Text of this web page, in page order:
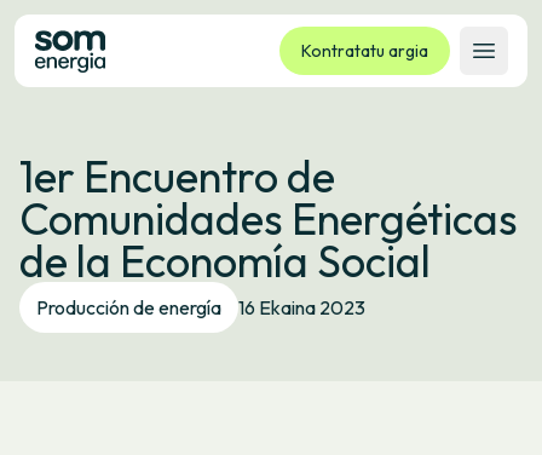
Kontratatu argia
Ireki
Tarifak
Zerbitzuak
Enpresak
Kooperatiba
Kontaktua
1er Encuentro de
Comunidades Energéticas
de la Economía Social
Producción de energía 16 Ekaina 2023